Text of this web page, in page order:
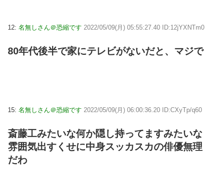
12: 名無しさん＠恐縮です 2022/05/09(月) 05:55:27.40 ID:12jYXNTm0
80年代後半で家にテレビがないだと、マジで
15: 名無しさん＠恐縮です 2022/05/09(月) 06:00:36.20 ID:CXyTp/q60
斎藤工みたいな何か隠し持ってますみたいな
雰囲気出すくせに中身スッカスカの俳優無理
だわ